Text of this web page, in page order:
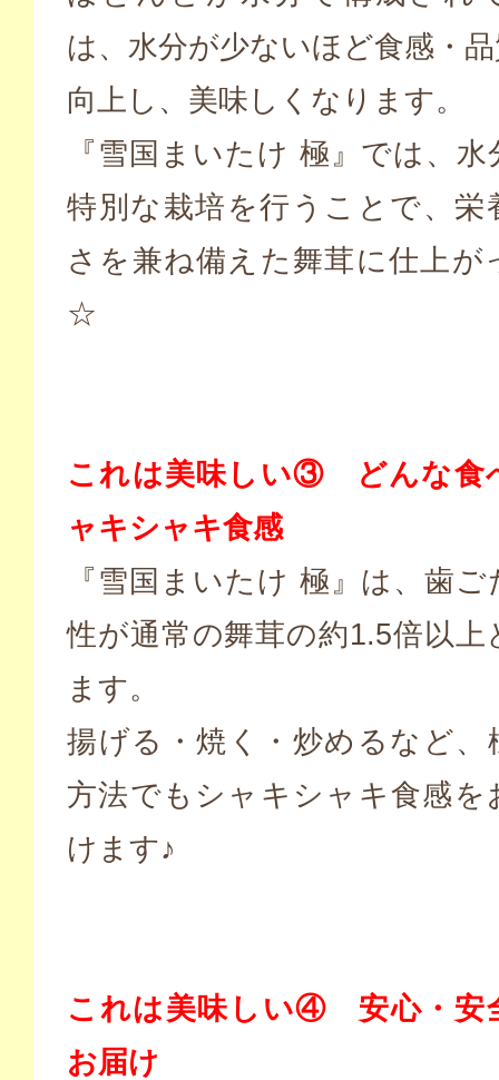
は、水分が少ないほど食感・
向上し、美味しくなります。
『雪国まいたけ 極』では、
特別な栽培を行うことで、栄
さを兼ね備えた舞茸に仕上が
☆
これは美味しい③ どんな食
ャキシャキ食感
『雪国まいたけ 極』は、歯
性が通常の舞茸の約1.5倍以上
ます。
揚げる・焼く・炒めるなど、
方法でもシャキシャキ食感を
けます♪
これは美味しい④ 安心・安
お届け